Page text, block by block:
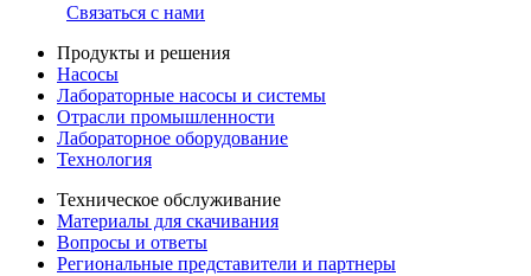
Связаться с нами
Продукты и решения
Насосы
Лабораторные насосы и системы
Отрасли промышленности
Лабораторное оборудование
Технология
Техническое обслуживание
Материалы для скачивания
Вопросы и ответы
Региональные представители и партнеры